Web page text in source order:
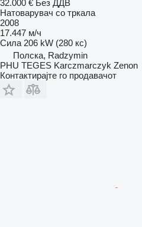
32.000 € Без ДДВ
Натоварувач со тркала
2008
17.447 м/ч
Сила 206 kW (280 кс)
Полска, Radzymin
PHU TEGES Karczmarczyk Zenon
Контактирајте го продавачот